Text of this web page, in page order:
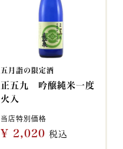
五月詣の限定酒
正五九 吟醸純米一度
火入
当店特別価格
¥ 2,020 税込